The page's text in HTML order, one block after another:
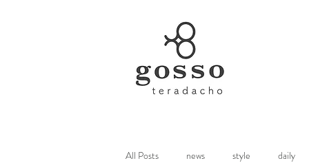
All Posts news style daily